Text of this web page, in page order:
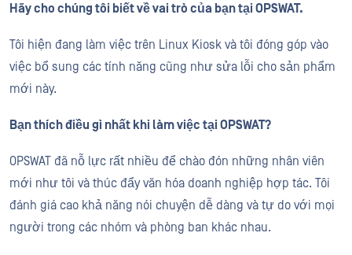
Hãy cho chúng tôi biết về vai trò của bạn tại OPSWAT.
Tôi hiện đang làm việc trên Linux Kiosk và tôi đóng góp vào
việc bổ sung các tính năng cũng như sửa lỗi cho sản phẩm
mới này.
Bạn thích điều gì nhất khi làm việc tại OPSWAT?
OPSWAT đã nỗ lực rất nhiều để chào đón những nhân viên
mới như tôi và thúc đẩy văn hóa doanh nghiệp hợp tác. Tôi
đánh giá cao khả năng nói chuyện dễ dàng và tự do với mọi
người trong các nhóm và phòng ban khác nhau.